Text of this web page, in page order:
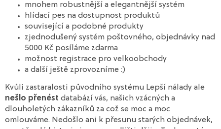
mnohem robustnější a elegantnější systém
hlídací pes na dostupnost produktů
související a podobné produkty
zjednodušený systém poštovného, objednávky nad
5000 Kč posíláme zdarma
možnost registrace pro velkoobchody
a další ještě zprovozníme :)
Kvůli zastaralosti původního systému Lepší nálady ale
nešlo přenést databází vás, našich vzácných a
dlouholetých zákazníků za což se moc a moc
omlouváme. Nedošlo ani k přesunu starých objednávek,